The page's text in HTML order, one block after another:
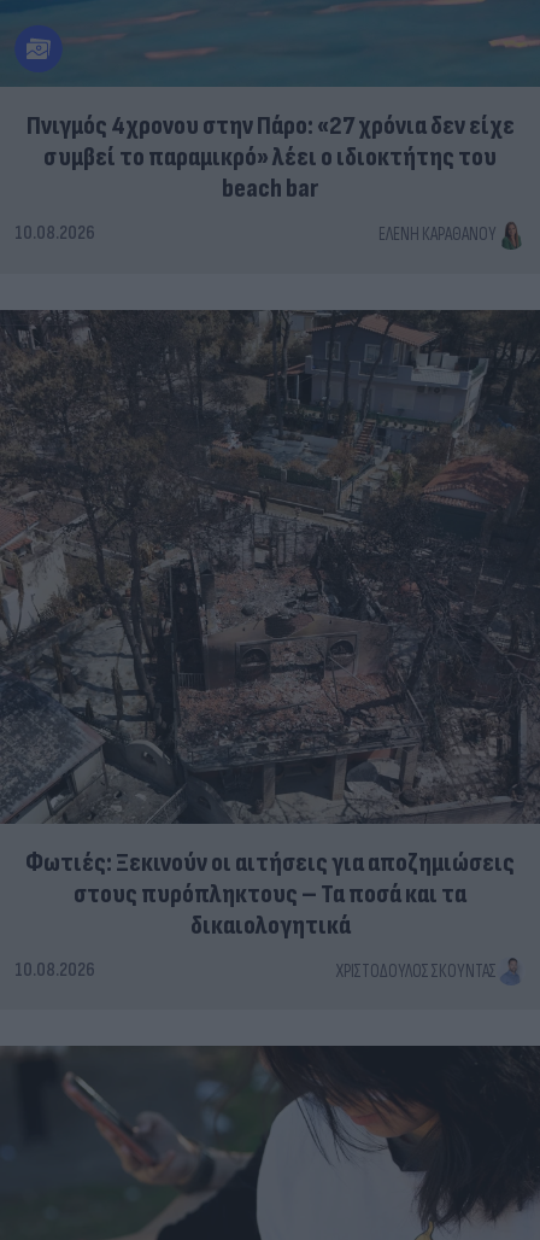
Πνιγμός 4χρονου στην Πάρο: «27 χρόνια δεν είχε
συμβεί το παραμικρό» λέει ο ιδιοκτήτης του
beach bar
10.08.2026 ΕΛΈΝΗ ΚΑΡΑΘΆΝΟΥ
Φωτιές: Ξεκινούν οι αιτήσεις για αποζημιώσεις
στους πυρόπληκτους – Τα ποσά και τα
δικαιολογητικά
10.08.2026 ΧΡΙΣΤΌΔΟΥΛΟΣ ΣΚΟΎΝΤΑΣ